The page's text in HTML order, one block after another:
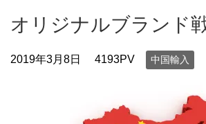
オリジナルブランド
2019年3月8日 4193PV 中国輸入